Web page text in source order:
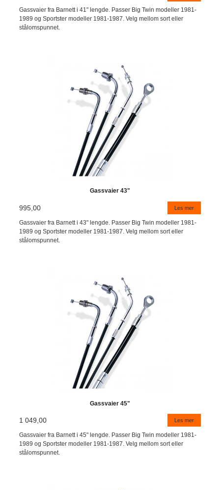
Gassvaier fra Barnett i 41" lengde. Passer Big Twin modeller 1981-
1989 og Sportster modeller 1981-1987. Velg mellom sort eller
stålomspunnet.
Gassvaier 43"
995,00 Les mer
Gassvaier fra Barnett i 43" lengde. Passer Big Twin modeller 1981-
1989 og Sportster modeller 1981-1987. Velg mellom sort eller
stålomspunnet.
Gassvaier 45"
1 049,00 Les mer
Gassvaier fra Barnett i 45" lengde. Passer Big Twin modeller 1981-
1989 og Sportster modeller 1981-1987. Velg mellom sort eller
stålomspunnet.